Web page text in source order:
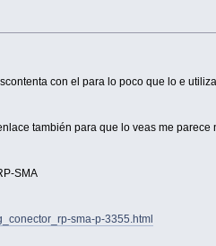
con el para lo poco que lo e
también para que lo veas me
SMA
sma-p-3355.html